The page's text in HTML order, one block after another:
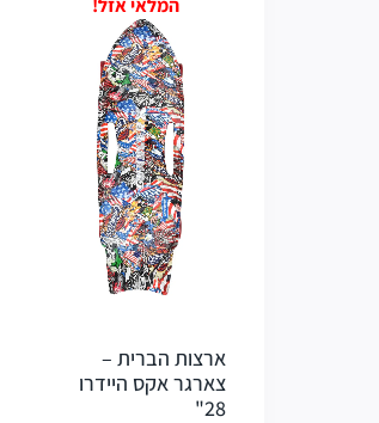
ארצות הברית –
צארגר אקס היידרו
28"